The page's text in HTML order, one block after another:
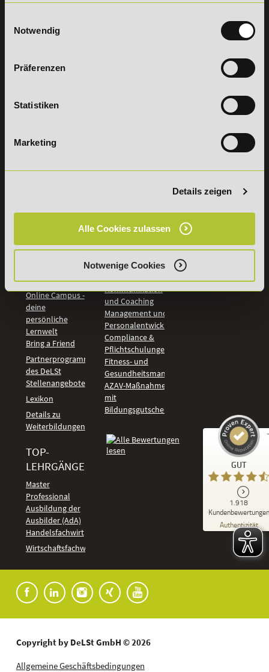
Notwendig
Präferenzen
Statistiken
Marketing
Details zeigen
Alle Cookies zulassen
Notwenige Cookies
Erreichbarkeit:
Samstag: 9:00 - 15:00 Uhr
Vertrag
INFORMATIONEN
DeLSt
Studieninfos
Fördermöglichkeiten
Bildungsgutschein
Check
Online Campus -
deine
persönliche
Lernwelt
Bring a Friend
Partnerprogramm
des DeLSt
Stellenangebote
Lexikon
Details zu
Weiterbildungen
TOP-
LEHRGÄNGE
Master
Professional
Ausbildung der
Ausbilder (AdA)
Handelsfachwirt
Wirtschaftsfachwirt
IHK-
Digitales Lernen
Intelligenz
Marketing und
Kommunikation
und Coaching
Management und
Personalentwicklung
Compliance &
Pflichtschulungen
Fitness- und
Gesundheitsmanagement
AZAV-Maßnahmen
mit
Bildungsgutschein
GUT
1.918
Kundenbewertungen
Authentizität
Kundenbewertungen und Erfahrungen zu
DeLSt - Deutsches eLearning Studieninstitut
92
%
Empfehlungen auf
ProvenExpert.com
91
anderen Quellen
Copyright by DeLSt GmbH © 2026
Allgemeine Geschäftsbedingungen